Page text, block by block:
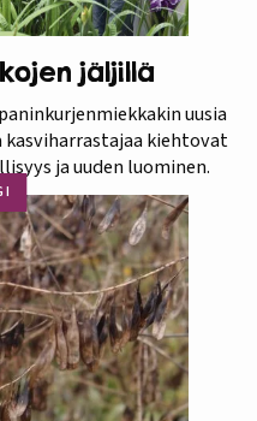
jäljillä
uusia
kasviharrastajaa kiehtovat
ja uuden luominen.